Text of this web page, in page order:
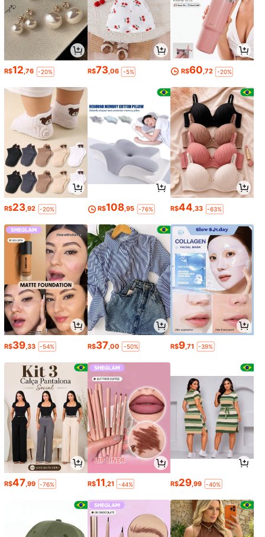
R$12,76 -20% R$73,06 -5% R$60,72 -20%
R$23,92 -20% R$108,95 -76% R$44,33 -63%
R$39 ,33 -54% R$37 ,00 -50% R$9 ,71 -39%
R$47 ,99 -76% R$11 ,21 -44% R$29 ,99 -40%